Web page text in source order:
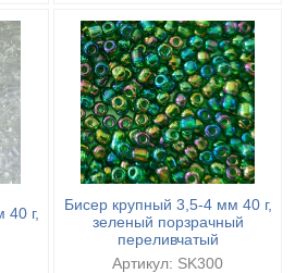
г,
Бисер крупный 3,5-4 мм 40 г,
зеленый порзрачный
переливчатый
Артикул: SK300